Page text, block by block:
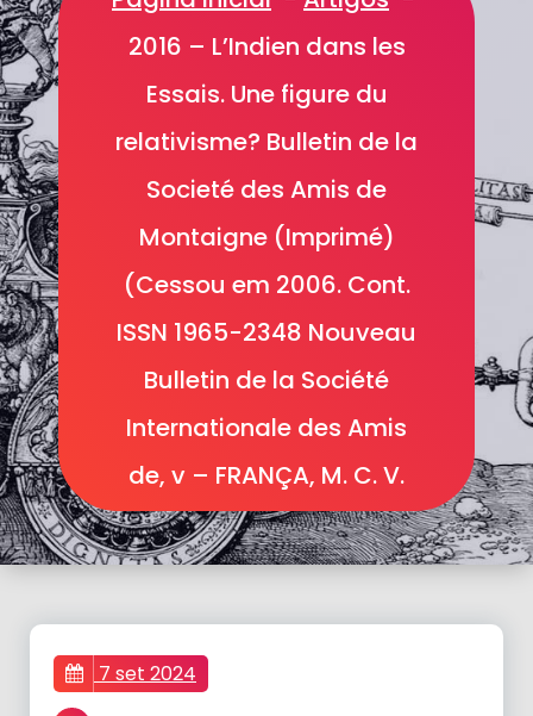
2016 – L’Indien dans les
Essais. Une figure du
relativisme? Bulletin de la
Societé des Amis de
Montaigne (Imprimé)
(Cessou em 2006. Cont.
ISSN 1965-2348 Nouveau
Bulletin de la Société
Internationale des Amis
de, v – FRANÇA, M. C. V.
7 set 2024